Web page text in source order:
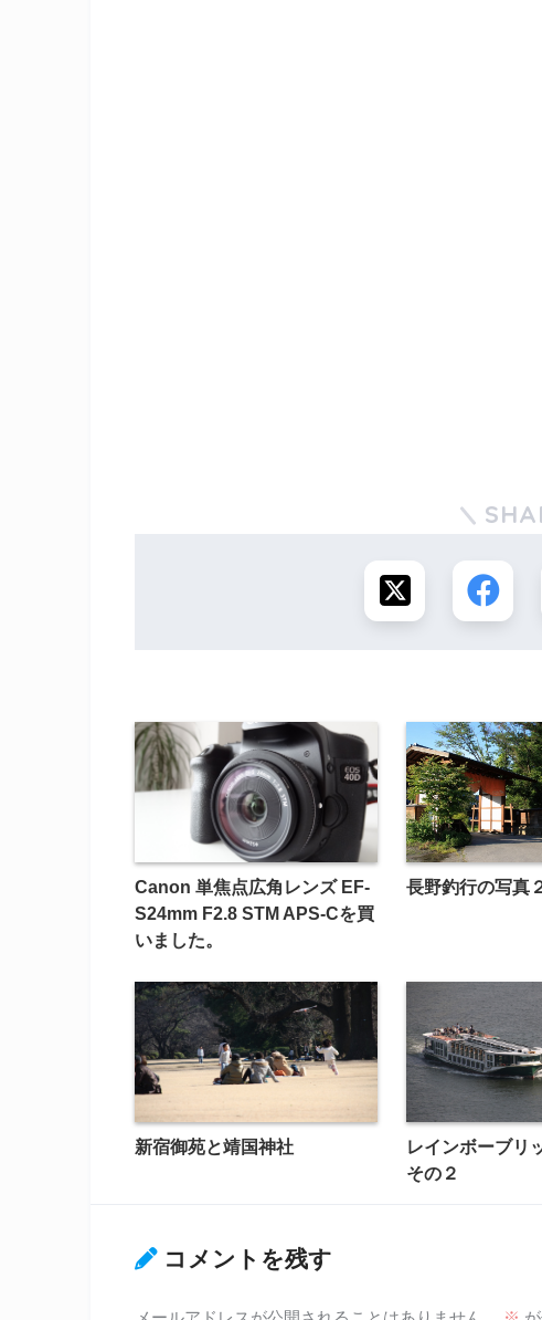
Canon 単焦点広角レンズ EF-
S24mm F2.8 STM APS-Cを買
いました。
長野釣行の写真
新宿御苑と靖国神社
レインボーブリ
その２
コメントを残す